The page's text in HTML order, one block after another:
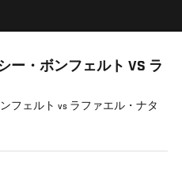
ー・ボンフェルト VS ラ
フェルト vs ラファエル・ナタ